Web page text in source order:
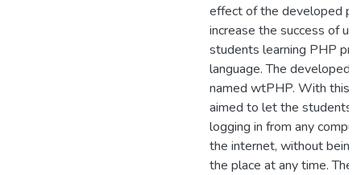
effect of the developed
increase the success of
students learning PHP
language. The developed
named wtPHP. With this
aimed to let the students
logging in from any
the internet, without
the place at any time. The